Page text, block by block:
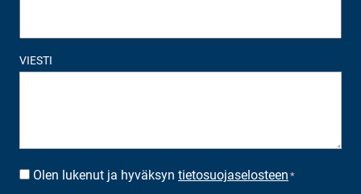
VIESTI
SUOSTUMUS*
Olen lukenut ja hyväksyn tietosuojaselosteen *